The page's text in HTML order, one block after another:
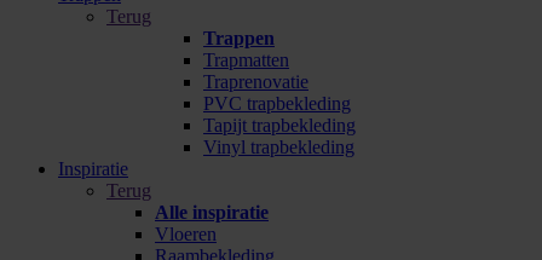
Terug
Trappen
Trapmatten
Traprenovatie
PVC trapbekleding
Tapijt trapbekleding
Vinyl trapbekleding
Inspiratie
Terug
Alle inspiratie
Vloeren
Raambekleding